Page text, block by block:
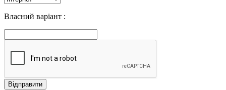
Власний варіант :